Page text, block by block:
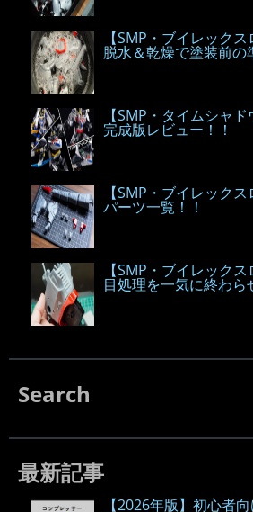
【SMP・ブイレック
脱水＆乾燥で塗装前の
【SMP・タイムシャ
完成版レビュー！！
【SMP・ブイレック
パーツ一覧！！
【SMP・ブイレック
目処理を一気に終わら
Search
最新記事
【2026年版】初心者